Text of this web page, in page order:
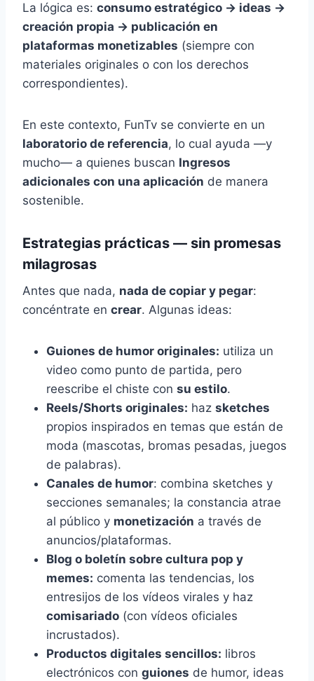
La lógica es: consumo estratégico → ideas →
creación propia → publicación en
plataformas monetizables (siempre con
materiales originales o con los derechos
correspondientes).
En este contexto, FunTv se convierte en un
laboratorio de referencia, lo cual ayuda —y
mucho— a quienes buscan Ingresos
adicionales con una aplicación de manera
sostenible.
Estrategias prácticas — sin promesas
milagrosas
Antes que nada, nada de copiar y pegar:
concéntrate en crear. Algunas ideas:
Guiones de humor originales: utiliza un
video como punto de partida, pero
reescribe el chiste con su estilo.
Reels/Shorts originales: haz sketches
propios inspirados en temas que están de
moda (mascotas, bromas pesadas, juegos
de palabras).
Canales de humor: combina sketches y
secciones semanales; la constancia atrae
al público y monetización a través de
anuncios/plataformas.
Blog o boletín sobre cultura pop y
memes: comenta las tendencias, los
entresijos de los vídeos virales y haz
comisariado (con vídeos oficiales
incrustados).
Productos digitales sencillos: libros
electrónicos con guiones de humor, ideas